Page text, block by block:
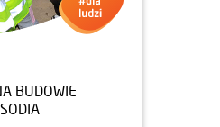
BUDOWIE